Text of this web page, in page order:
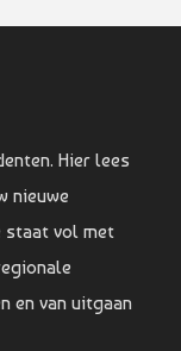
Hier lees
nieuwe
staat vol met
en van uitgaan